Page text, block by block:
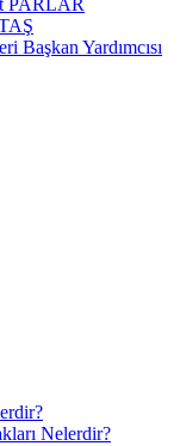
Başkan Yardımcısı
Nelerdir?